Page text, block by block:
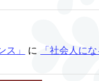
ス」 に 「社会人に